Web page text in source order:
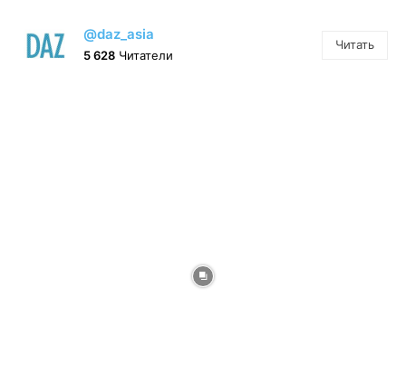
@daz_asia
5 628 Читатели
Читать